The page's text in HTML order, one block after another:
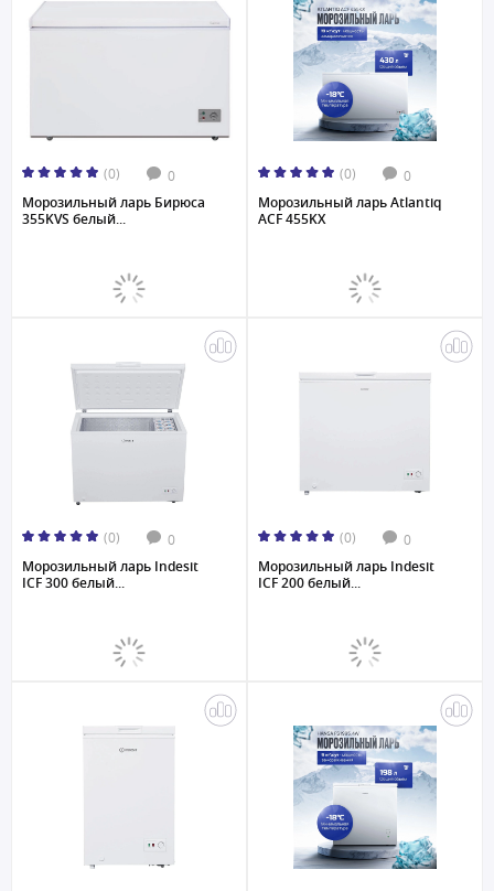
(0) 0
Морозильный ларь Бирюса
355KVS белый...
(0) 0
Морозильный ларь Atlantiq
ACF 455KX
(0) 0
Морозильный ларь Indesit
ICF 300 белый...
(0) 0
Морозильный ларь Indesit
ICF 200 белый...